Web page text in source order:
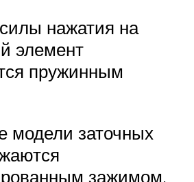
нажатия на
элемент
пружинным
модели заточных
зажимом,